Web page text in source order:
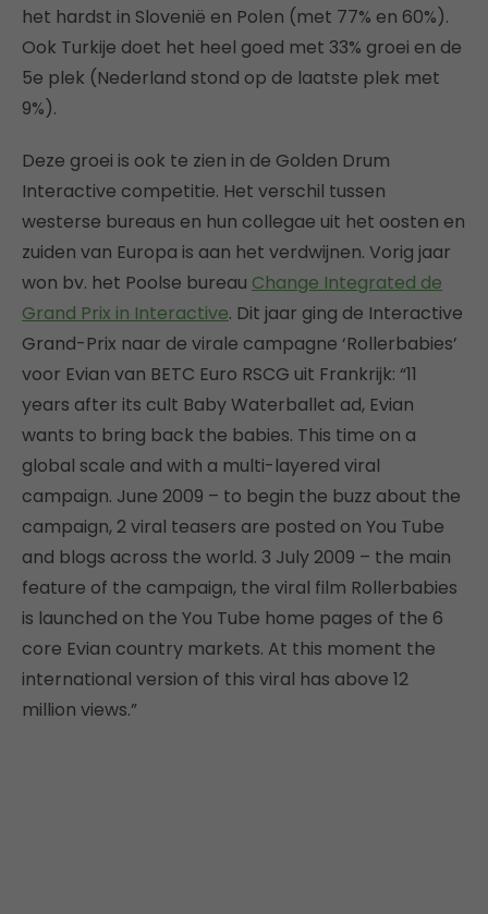
het hardst in Slovenië en Polen (met 77% en 60%).
Ook Turkije doet het heel goed met 33% groei en de
5e plek (Nederland stond op de laatste plek met
9%).
Deze groei is ook te zien in de Golden Drum
Interactive competitie. Het verschil tussen
westerse bureaus en hun collegae uit het oosten en
zuiden van Europa is aan het verdwijnen. Vorig jaar
won bv. het Poolse bureau Change Integrated de
Grand Prix in Interactive. Dit jaar ging de Interactive
Grand-Prix naar de virale campagne ‘Rollerbabies’
voor Evian van BETC Euro RSCG uit Frankrijk: “11
years after its cult Baby Waterballet ad, Evian
wants to bring back the babies. This time on a
global scale and with a multi-layered viral
campaign. June 2009 – to begin the buzz about the
campaign, 2 viral teasers are posted on You Tube
and blogs across the world. 3 July 2009 – the main
feature of the campaign, the viral film Rollerbabies
is launched on the You Tube home pages of the 6
core Evian country markets. At this moment the
international version of this viral has above 12
million views.”